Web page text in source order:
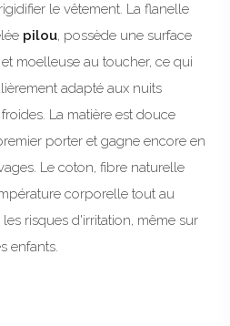
le vêtement. La flanelle
pilou, possède une surface
moelleuse au toucher, ce qui
adapté aux nuits
La matière est douce
porter et gagne encore en
Le coton, fibre naturelle
corporelle tout au
risques d'irritation, même sur
enfants.